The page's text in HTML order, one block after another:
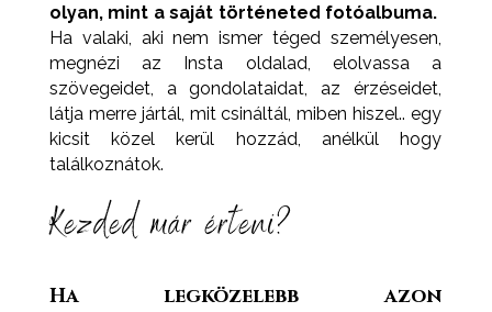
olyan, mint a saját történeted fotóalbuma.
Ha valaki, aki nem ismer téged személyesen,
megnézi az Insta oldalad, elolvassa a
szövegeidet, a gondolataidat, az érzéseidet,
látja merre jártál, mit csináltál, miben hiszel.. egy
kicsit közel kerül hozzád, anélkül hogy
találkoznátok.
Kezded már érteni?
Ha legközelebb azon